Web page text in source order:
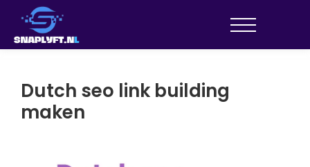
Dutch seo link building
maken